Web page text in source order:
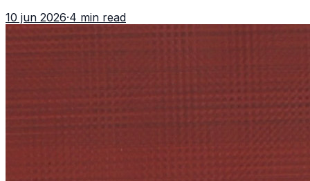
Grandes Ligas.
10 jun 2026·4 min read